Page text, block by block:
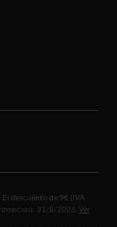
descuento de 9€ (IVA
31/8/2026. Ver